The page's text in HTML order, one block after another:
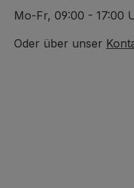
Mo-Fr, 09:00 - 17:00
Oder über unser